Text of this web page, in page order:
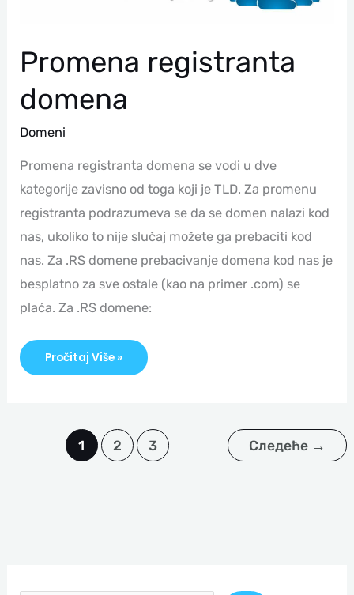
Promena registranta
domena
Domeni
Promena registranta domena se vodi u dve
kategorije zavisno od toga koji je TLD. Za promenu
registranta podrazumeva se da se domen nalazi kod
nas, ukoliko to nije slučaj možete ga prebaciti kod
nas. Za .RS domene prebacivanje domena kod nas je
besplatno za sve ostale (kao na primer .com) se
plaća. Za .RS domene:
Pročitaj Više »
1 2 3 Следеће →